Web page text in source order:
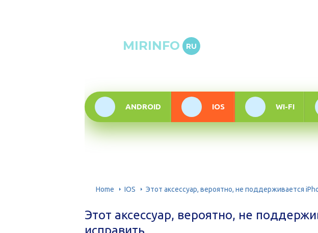
MIRINFO RU
ANDROID IOS WI-FI
Home IOS Этот аксессуар, вероятно, не поддерживается
Этот аксессуар, вероятно, не
исправить